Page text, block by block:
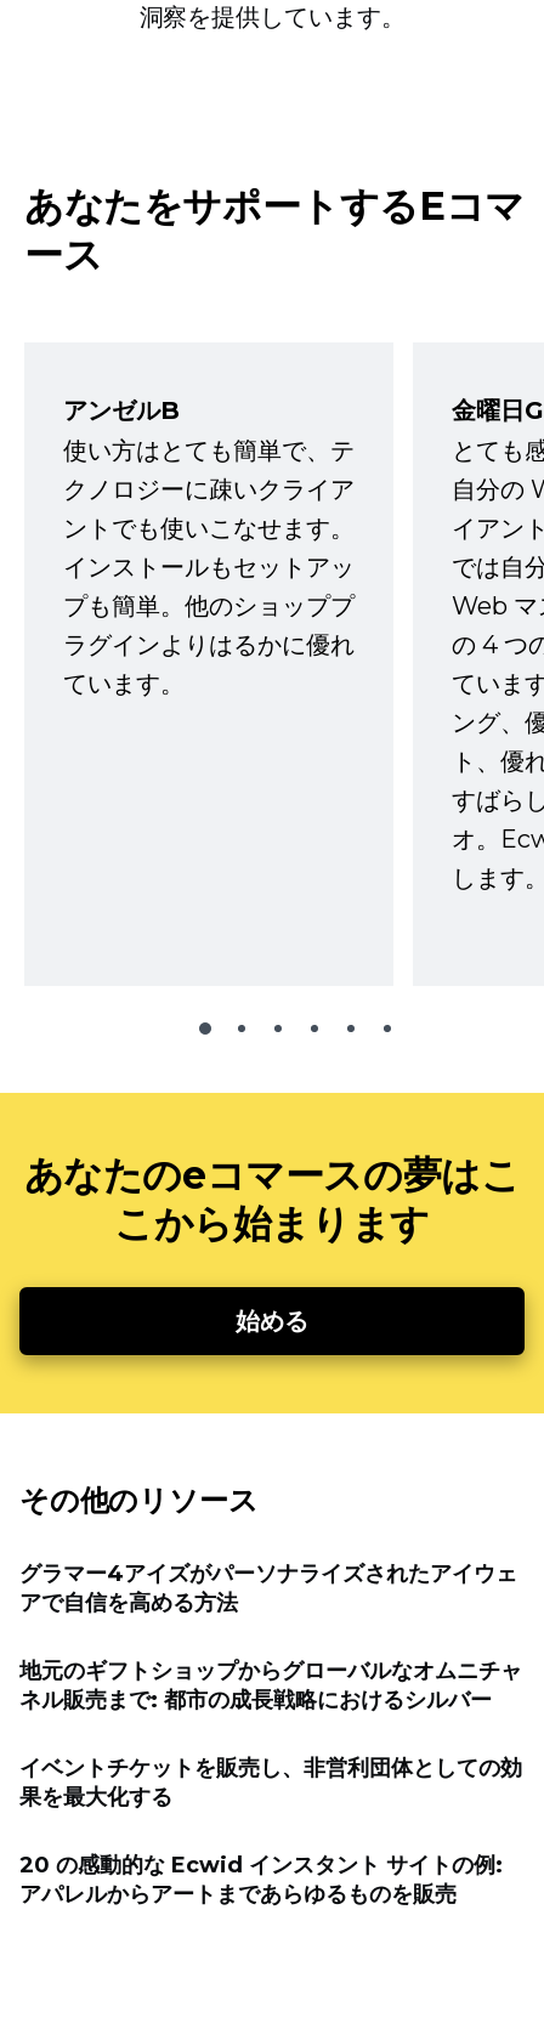
洞察を提供しています。
あなたをサポートするEコマ
ース
アンゼルB
使い方はとても簡単で、テ
クノロジーに疎いクライア
ントでも使いこなせます。
インストールもセットアッ
プも簡単。他のショッププ
ラグインよりはるかに優れ
ています。
金曜日G
とても
自分の
イアン
では自
Web マ
の 4 つ
ていま
ング、
ト、優
すばら
オ。
します
あなたのeコマースの夢はこ
こから始まります
始める
その他のリソース
グラマー4アイズがパーソナライズされたアイウェ
アで自信を高める方法
地元のギフトショップからグローバルなオムニチャ
ネル販売まで: 都市の成長戦略におけるシルバー
イベントチケットを販売し、非営利団体としての効
果を最大化する
20 の感動的な Ecwid インスタント サイトの例:
アパレルからアートまであらゆるものを販売